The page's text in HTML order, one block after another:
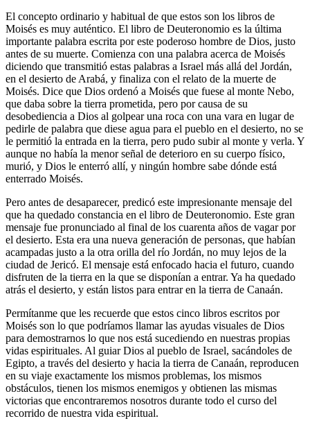
El concepto ordinario y habitual de que estos son los libros de
Moisés es muy auténtico. El libro de Deuteronomio es la última
importante palabra escrita por este poderoso hombre de Dios, justo
antes de su muerte. Comienza con una palabra acerca de Moisés
diciendo que transmitió estas palabras a Israel más allá del Jordán,
en el desierto de Arabá, y finaliza con el relato de la muerte de
Moisés. Dice que Dios ordenó a Moisés que fuese al monte Nebo,
que daba sobre la tierra prometida, pero por causa de su
desobediencia a Dios al golpear una roca con una vara en lugar de
pedirle de palabra que diese agua para el pueblo en el desierto, no se
le permitió la entrada en la tierra, pero pudo subir al monte y verla. Y
aunque no había la menor señal de deterioro en su cuerpo físico,
murió, y Dios le enterró allí, y ningún hombre sabe dónde está
enterrado Moisés.
Pero antes de desaparecer, predicó este impresionante mensaje del
que ha quedado constancia en el libro de Deuteronomio. Este gran
mensaje fue pronunciado al final de los cuarenta años de vagar por
el desierto. Esta era una nueva generación de personas, que habían
acampadas justo a la otra orilla del río Jordán, no muy lejos de la
ciudad de Jericó. El mensaje está enfocado hacia el futuro, cuando
disfruten de la tierra en la que se disponían a entrar. Ya ha quedado
atrás el desierto, y están listos para entrar en la tierra de Canaán.
Permítanme que les recuerde que estos cinco libros escritos por
Moisés son lo que podríamos llamar las ayudas visuales de Dios
para demostrarnos lo que nos está sucediendo en nuestras propias
vidas espirituales. Al guiar Dios al pueblo de Israel, sacándoles de
Egipto, a través del desierto y hacia la tierra de Canaán, reproducen
en su viaje exactamente los mismos problemas, los mismos
obstáculos, tienen los mismos enemigos y obtienen las mismas
victorias que encontraremos nosotros durante todo el curso del
recorrido de nuestra vida espiritual.